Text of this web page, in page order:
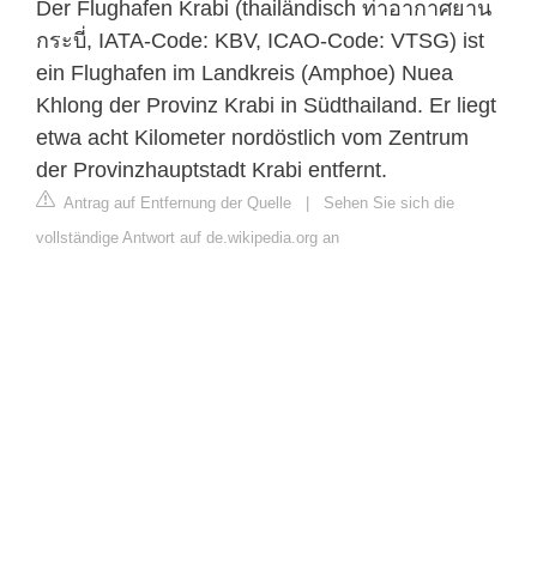
Der Flughafen Krabi (thailändisch ท่าอากาศยาน
กระบี่, IATA-Code: KBV, ICAO-Code: VTSG) ist
ein Flughafen im Landkreis (Amphoe) Nuea
Khlong der Provinz Krabi in Südthailand. Er liegt
etwa acht Kilometer nordöstlich vom Zentrum
der Provinzhauptstadt Krabi entfernt.
Antrag auf Entfernung der Quelle | Sehen Sie sich die
vollständige Antwort auf de.wikipedia.org an